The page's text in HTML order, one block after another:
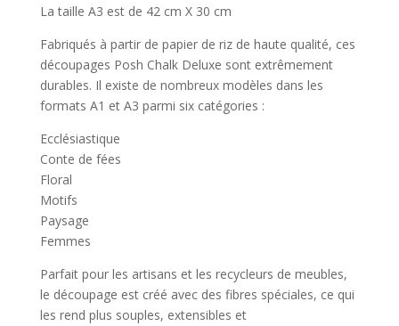
La taille A3 est de 42 cm X 30 cm
Fabriqués à partir de papier de riz de haute qualité, ces
découpages Posh Chalk Deluxe sont extrêmement
durables. Il existe de nombreux modèles dans les
formats A1 et A3 parmi six catégories :
Ecclésiastique
Conte de fées
Floral
Motifs
Paysage
Femmes
Parfait pour les artisans et les recycleurs de meubles,
le découpage est créé avec des fibres spéciales, ce qui
les rend plus souples, extensibles et